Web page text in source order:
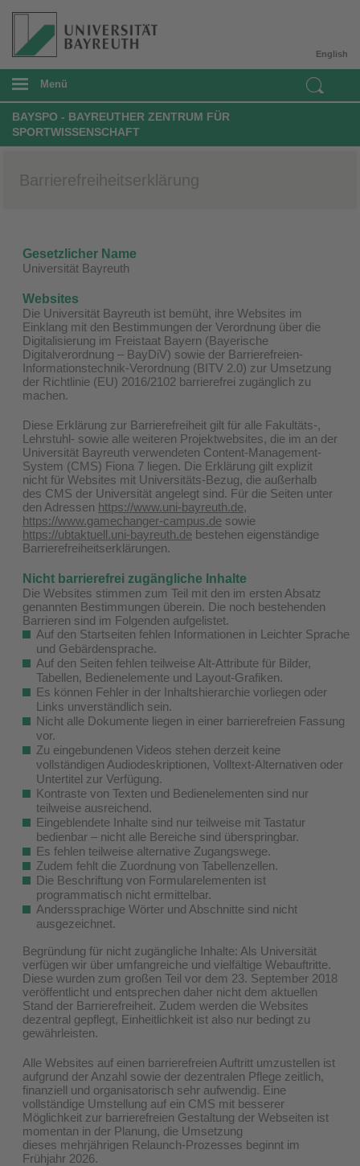
English
Menü
BAYSPO - BAYREUTHER ZENTRUM FÜR
SPORTWISSENSCHAFT
Barrierefreiheitserklärung
Gesetzlicher Name
Universität Bayreuth
Websites
Die Universität Bayreuth ist bemüht, ihre Websites im
Einklang mit den Bestimmungen der Verordnung über die
Digitalisierung im Freistaat Bayern (Bayerische
Digitalverordnung – BayDiV) sowie der Barrierefreien-
Informationstechnik-Verordnung (BITV 2.0) zur Umsetzung
der Richtlinie (EU) 2016/2102 barrierefrei zugänglich zu
machen.
Diese Erklärung zur Barrierefreiheit gilt für alle Fakultäts-,
Lehrstuhl- sowie alle weiteren Projektwebsites, die im an der
Universität Bayreuth verwendeten Content-Management-
System (CMS) Fiona 7 liegen. Die Erklärung gilt explizit
nicht für Websites mit Universitäts-Bezug, die außerhalb
des CMS der Universität angelegt sind. Für die Seiten unter
den Adressen https://www.uni-bayreuth.de,
https://www.gamechanger-campus.de sowie
https://ubtaktuell.uni-bayreuth.de bestehen eigenständige
Barrierefreiheitserklärungen.
Nicht barrierefrei zugängliche Inhalte
Die Websites stimmen zum Teil mit den im ersten Absatz
genannten Bestimmungen überein. Die noch bestehenden
Barrieren sind im Folgenden aufgelistet.
Auf den Startseiten fehlen Informationen in Leichter Sprache
und Gebärdensprache.
Auf den Seiten fehlen teilweise Alt-Attribute für Bilder,
Tabellen, Bedienelemente und Layout-Grafiken.
Es können Fehler in der Inhaltshierarchie vorliegen oder
Links unverständlich sein.
Nicht alle Dokumente liegen in einer barrierefreien Fassung
vor.
Zu eingebundenen Videos stehen derzeit keine
vollständigen Audiodeskriptionen, Volltext-Alternativen oder
Untertitel zur Verfügung.
Kontraste von Texten und Bedienelementen sind nur
teilweise ausreichend.
Eingeblendete Inhalte sind nur teilweise mit Tastatur
bedienbar – nicht alle Bereiche sind überspringbar.
Es fehlen teilweise alternative Zugangswege.
Zudem fehlt die Zuordnung von Tabellenzellen.
Die Beschriftung von Formularelementen ist
programmatisch nicht ermittelbar.
Anderssprachige Wörter und Abschnitte sind nicht
ausgezeichnet.
Begründung für nicht zugängliche Inhalte: Als Universität
verfügen wir über umfangreiche und vielfältige Webauftritte.
Diese wurden zum großen Teil vor dem 23. September 2018
veröffentlicht und entsprechen daher nicht dem aktuellen
Stand der Barrierefreiheit. Zudem werden die Websites
dezentral gepflegt, Einheitlichkeit ist also nur bedingt zu
gewährleisten.
Alle Websites auf einen barrierefreien Auftritt umzustellen ist
aufgrund der Anzahl sowie der dezentralen Pflege zeitlich,
finanziell und organisatorisch sehr aufwendig. Eine
vollständige Umstellung auf ein CMS mit besserer
Möglichkeit zur barrierefreien Gestaltung der Webseiten ist
momentan in der Planung, die Umsetzung
dieses mehrjährigen Relaunch-Prozesses beginnt im
Frühjahr 2026.